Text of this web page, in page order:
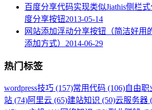
百度分享代码实现类似Jiathis侧栏
度分享按钮2013-05-14
网站添加浮动分享按钮（简洁好用
添加方式） 2014-06-29
热门标签
wordpress技巧 (157)常用代码 (106)自由职
站 (74)阿里云 (65)建站知识 (50)云服务器